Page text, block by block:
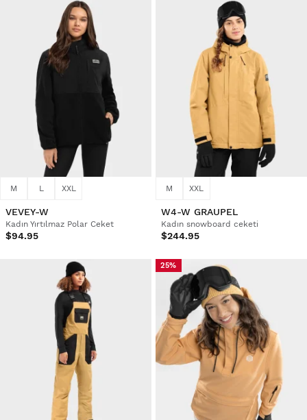
M L XXL
VEVEY-W
Kadın Yırtılmaz Polar Ceket
$94.95
M XXL
W4-W GRAUPEL
Kadın snowboard ceketi
$244.95
25%